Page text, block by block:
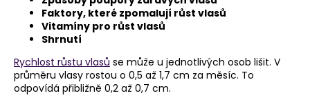
Faktory, které zpomalují růst vlasů
Vitamíny pro růst vlasů
Shrnutí
Rychlost růstu vlasů se může u jednotlivých osob lišit. V
průměru vlasy rostou o 0,5 až 1,7 cm za měsíc. To
odpovídá přibližně 0,2 až 0,7 cm.
t
e